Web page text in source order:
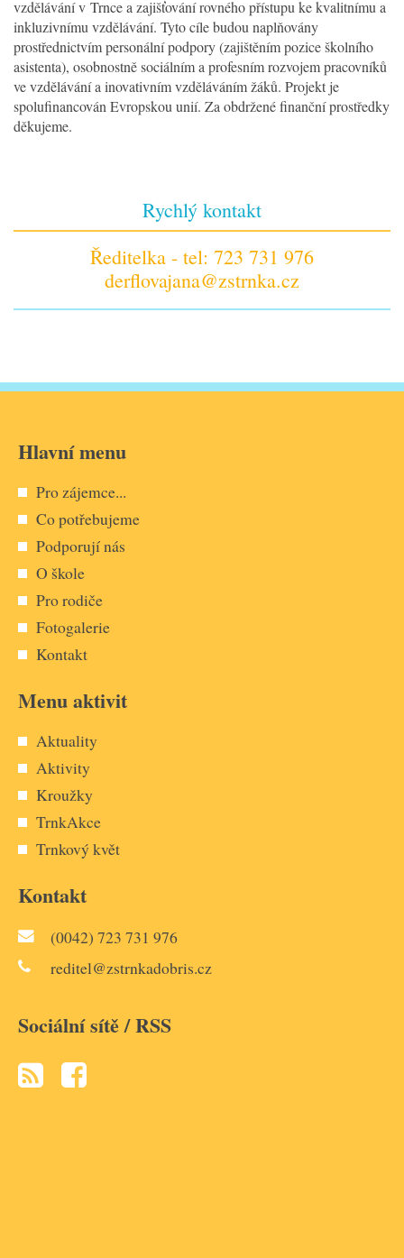
vzdělávání v Trnce a zajišťování rovného přístupu ke kvalitnímu a
inkluzivnímu vzdělávání. Tyto cíle budou naplňovány
prostřednictvím personální podpory (zajištěním pozice školního
asistenta), osobnostně sociálním a profesním rozvojem pracovníků
ve vzdělávání a inovativním vzděláváním žáků. Projekt je
spolufinancován Evropskou unií. Za obdržené finanční prostředky
děkujeme.
Rychlý kontakt
Ředitelka - tel: 723 731 976
derflovajana@zstrnka.cz
Hlavní menu
Pro zájemce...
Co potřebujeme
Podporují nás
O škole
Pro rodiče
Fotogalerie
Kontakt
Menu aktivit
Aktuality
Aktivity
Kroužky
TrnkAkce
Trnkový květ
Kontakt
(0042) 723 731 976
reditel@zstrnkadobris.cz
Sociální sítě / RSS